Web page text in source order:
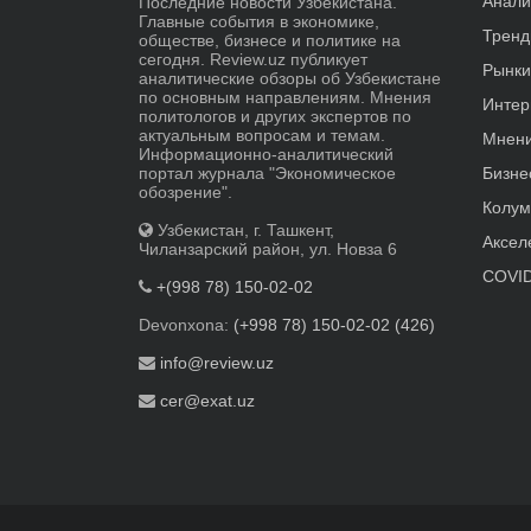
Главные события в экономике,
обществе, бизнесе и политике на
сегодня. Review.uz публикует
аналитические обзоры об Узбекистане
по основным направлениям. Мнения
политологов и других экспертов по
актуальным вопросам и темам.
Информационно-аналитический
портал журнала "Экономическое
обозрение".
Узбекистан, г. Ташкент,
Чиланзарский район, ул. Новза 6
+(998 78) 150-02-02
Devonxona: (+998 78) 150-02-02 (426)
info@review.uz
cer@exat.uz
Рынки